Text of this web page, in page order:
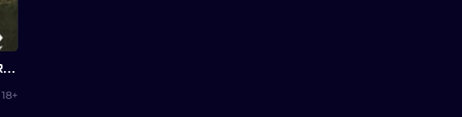
KINGDOM COME: DELIVERANCE – FROM THE ASHES
18+